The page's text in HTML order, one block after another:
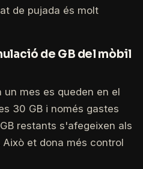
de pujada és molt
de GB del mòbil
un mes es queden en el
30 GB i només gastes
restants s'afegeixen als
et dona més control